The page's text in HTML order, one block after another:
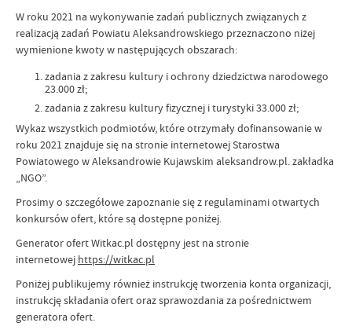
W roku 2021 na wykonywanie zadań publicznych związanych z
realizacją zadań Powiatu Aleksandrowskiego przeznaczono niżej
wymienione kwoty w następujących obszarach:
zadania z zakresu kultury i ochrony dziedzictwa narodowego
23.000 zł;
zadania z zakresu kultury fizycznej i turystyki 33.000 zł;
Wykaz wszystkich podmiotów, które otrzymały dofinansowanie w
roku 2021 znajduje się na stronie internetowej Starostwa
Powiatowego w Aleksandrowie Kujawskim aleksandrow.pl. zakładka
„NGO”.
Prosimy o szczegółowe zapoznanie się z regulaminami otwartych
konkursów ofert, które są dostępne poniżej.
Generator ofert Witkac.pl dostępny jest na stronie
internetowej https://witkac.pl
Poniżej publikujemy również instrukcję tworzenia konta organizacji,
instrukcję składania ofert oraz sprawozdania za pośrednictwem
generatora ofert.